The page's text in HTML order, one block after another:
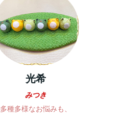
光希
みつき
多種多様なお悩みも、